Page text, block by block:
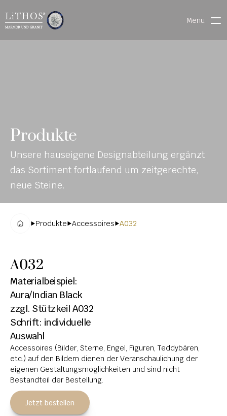
Menu
INE-
KAT
ALO
G
MATERIALIEN
STEINMETZFINDER
3D-KONFIGURATOR
DOWNLOADS
DENKMALE
MAGRADO
KOLUMBARIEN
BREITSTEINE
LIEGESTEINE
URNENANLAGEN
LEUCHTGRABMALE
ACCESSOIRES
KONTAKT
ADRESSEN NIEDERLASSUNGEN
Produkte
Unsere hauseigene Designabteilung ergänzt
das Sortiment fortlaufend um zeitgerechte,
neue Steine.
Produkte Accessoires A032
A032
Materialbeispiel:
Aura/Indian Black
zzgl. Stützkeil A032
Schrift: individuelle
Auswahl
Accessoires (Bilder, Sterne, Engel, Figuren, Teddybären,
etc.) auf den Bildern dienen der Veranschaulichung der
eigenen Gestaltungsmöglichkeiten und sind nicht
Bestandteil der Bestellung.
Jetzt bestellen